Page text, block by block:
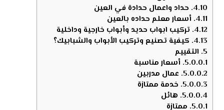
4.10. حداد واعمال حدادة في العين
4.11. أسعار معلم حداده بالعين
4.12. تركيب ابواب حديد وأبواب خارجية وداخلية
4.13. كيفية تصنيع وتركيب الأبواب والشبابيك؟
5. التقييم
5.0.0.1. أسعار مناسبة
5.0.0.2. عمال مدربين
5.0.0.3. خدمة ممتازة
5.0.0.4. هائل
5.0.1. ممتازة